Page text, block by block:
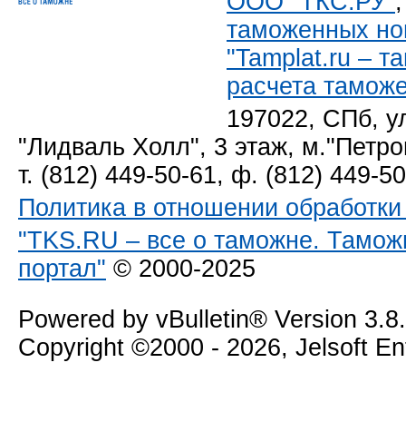
таможенных
"Tamplat.ru –
расчета
197022, СПб,
"Лидваль Холл", 3 этаж,
т. (812) 449-50-61, ф. (812) 449-
Политика в отношении
"TKS.RU – все о таможне.
портал" © 2000-2025
Powered by vBulletin® Version
Copyright ©2000 - 2026, Jelsoft